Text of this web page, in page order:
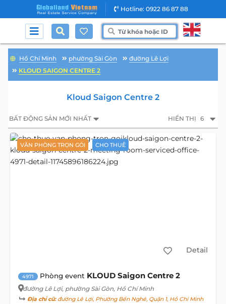
Hotline: 0922 86 87 88
Hồ Chí Minh phường Sài Gòn
đường Lê Lợi
KLOUD SAIGON CENTRE 2
Kloud Saigon Centre 2
BẤT ĐỘNG SẢN MỚI NHẤT HIỂN THỊ 6
VĂN PHÒNG TRỌN GÓI CHO THUÊ
Detail
4971 Phòng event KLOUD Saigon Centre 2
đường Lê Lợi, phường Sài Gòn, Hồ Chí Minh
Địa chỉ cũ:đường Lê Lợi, Phường Bến Nghé, Quận 1, Hồ Chí Minh